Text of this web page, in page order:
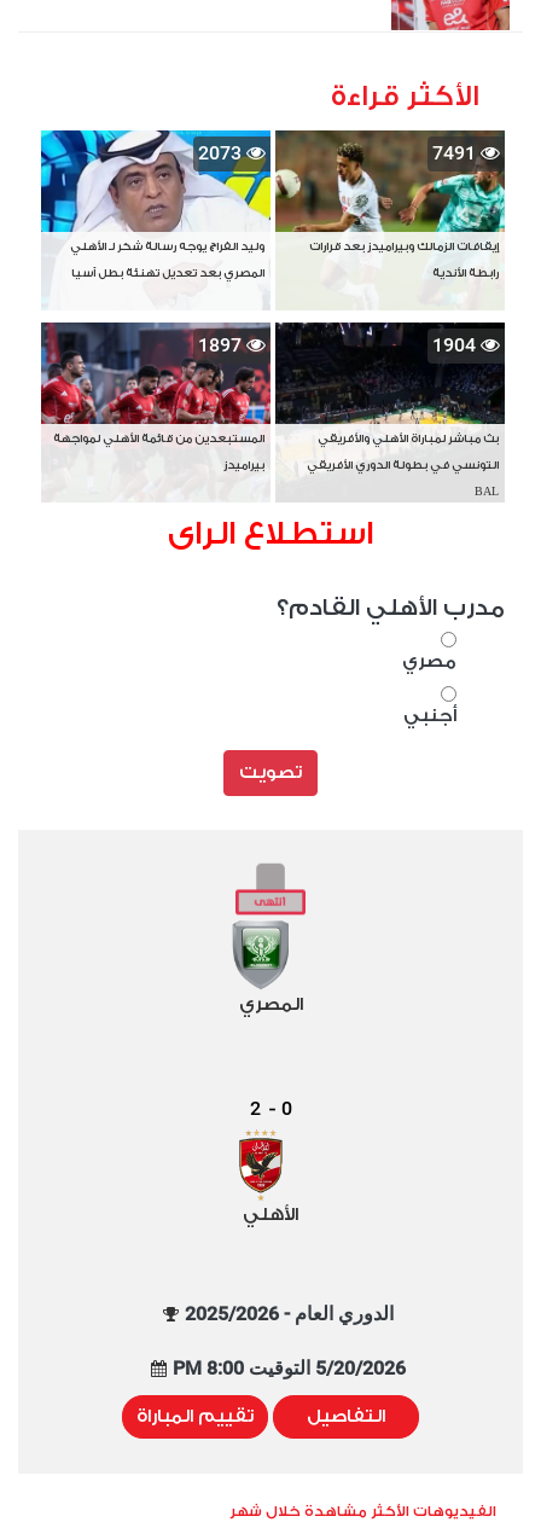
الأكثر قراءة
7491
إيقافات الزمالك وبيراميدز بعد قرارات
رابطة الأندية
2073
وليد الفراج يوجه رسالة شكر لـ الأهلي
المصري بعد تعديل تهنئة بطل آسيا
1904
بث مباشر لمباراة الأهلي والأفريقي
التونسي في بطولة الدوري الأفريقي
BAL
1897
المستبعدين من قائمة الأهلي لمواجهة
بيراميدز
استطلاع الراى
مدرب الأهلي القادم؟
مصري
أجنبي
تصويت
المصري
0
-
2
الأهلي
الدوري العام - 2025/2026
5/20/2026 التوقيت 8:00 PM
التفاصيل تقييم المباراة
الفيديوهات الأكثر مشاهدة خلال شهر